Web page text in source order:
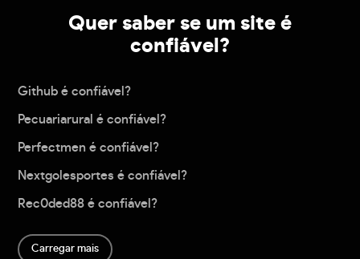
Quer saber se um site é
confiável?
Github é confiável?
Pecuariarural é confiável?
Perfectmen é confiável?
Nextgolesportes é confiável?
Rec0ded88 é confiável?
Carregar mais